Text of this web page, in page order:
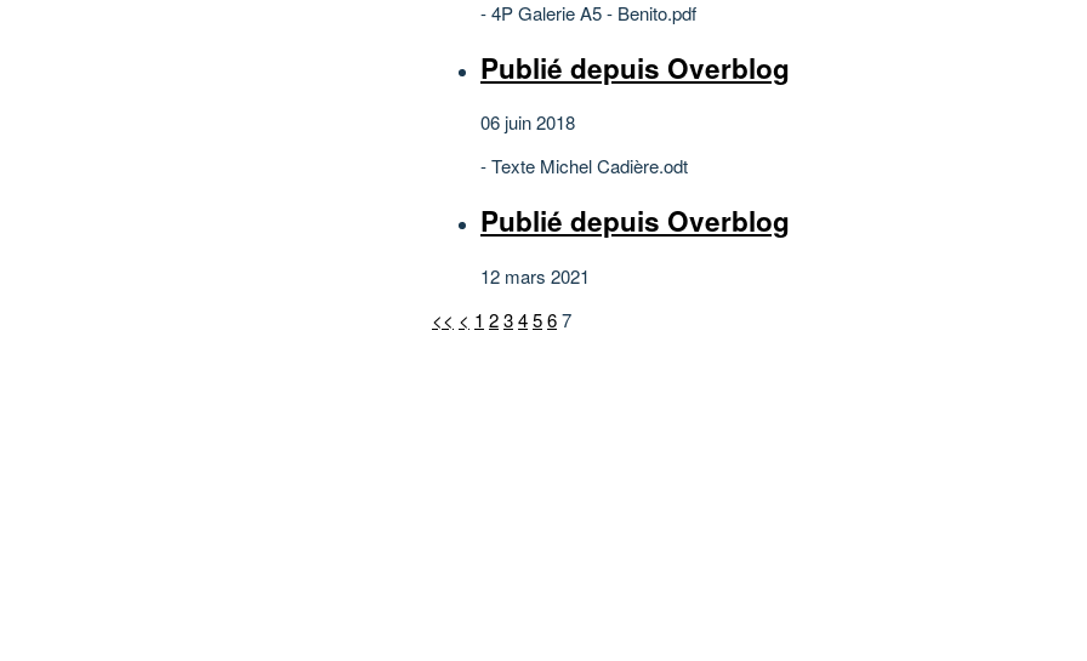
- 4P Galerie A5 - Benito.pdf
Publié depuis Overblog
06 juin 2018
- Texte Michel Cadière.odt
Publié depuis Overblog
12 mars 2021
<< < 1 234567